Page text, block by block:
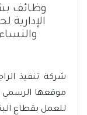
وظائف
الإدارية
شركة تنفيذ
موقعها الرسمي
للعمل بقطاع